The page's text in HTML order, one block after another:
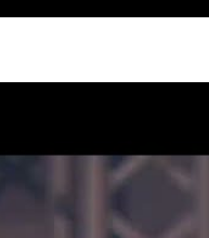
「LIVE DA PUMP 2026 ROAD 2